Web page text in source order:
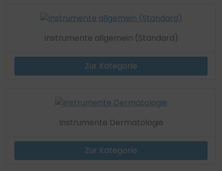
Instrumente allgemein (Standard)
Zur Kategorie
Instrumente Dermatologie
Zur Kategorie